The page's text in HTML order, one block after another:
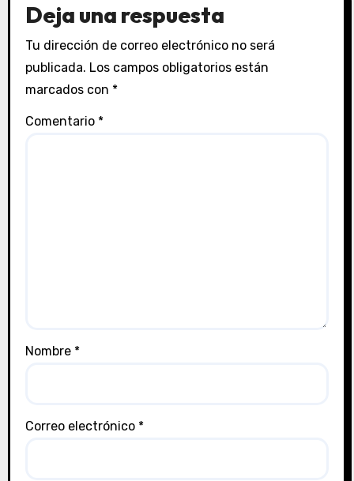
Deja una respuesta
Tu dirección de correo electrónico no será
publicada. Los campos obligatorios están
marcados con *
Comentario *
Nombre *
Correo electrónico *